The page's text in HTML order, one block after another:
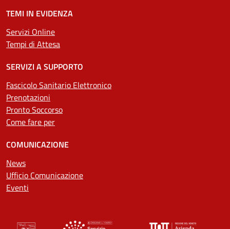
TEMI IN EVIDENZA
Servizi Online
Tempi di Attesa
SERVIZI A SUPPORTO
Fascicolo Sanitario Elettronico
Prenotazioni
Pronto Soccorso
Come fare per
COMUNICAZIONE
News
Ufficio Comunicazione
Eventi